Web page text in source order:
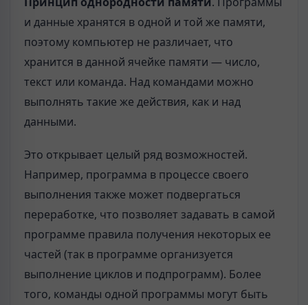
и данные хранятся в одной и той же памяти,
поэтому компьютер не различает, что
хранится в данной ячейке памяти — число,
текст или команда. Над командами можно
выполнять такие же действия, как и над
данными.
Это открывает целый ряд возможностей.
Например, программа в процессе своего
выполнения также может подвергаться
переработке, что позволяет задавать в самой
программе правила получения некоторых ее
частей (так в программе организуется
выполнение цик­лов и подпрограмм). Более
того, команды одной программы могут быть